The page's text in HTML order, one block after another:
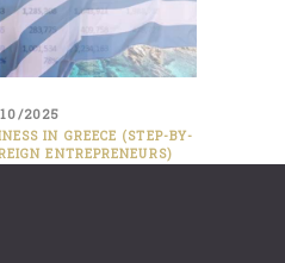
2025
IN GREECE (STEP-BY-
ENTREPRENEURS)